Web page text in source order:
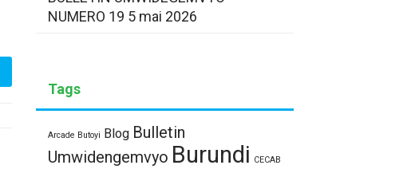
NUMERO 19 5 mai 2026
Tags
Arcade Butoyi Blog Bulletin
Umwidengemvyo Burundi CECAB